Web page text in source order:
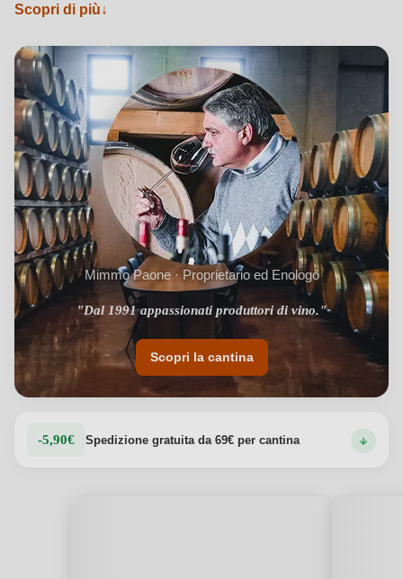
racconta l’origine vulcanica del terreno. Una complessità
in grandi botti di rovere, chiude con un finale lungo e
aromatico.
Vedi dettagli del prodotto →
Scopri di più
Mimmo Paone · Proprietario ed Enologo
"Dal 1991 appassionati produttori di vino."
"Grande coltivazione di varietà autoctone."
Scopri la cantina
-5,90€ Spedizione gratuita da 69€ per cantina